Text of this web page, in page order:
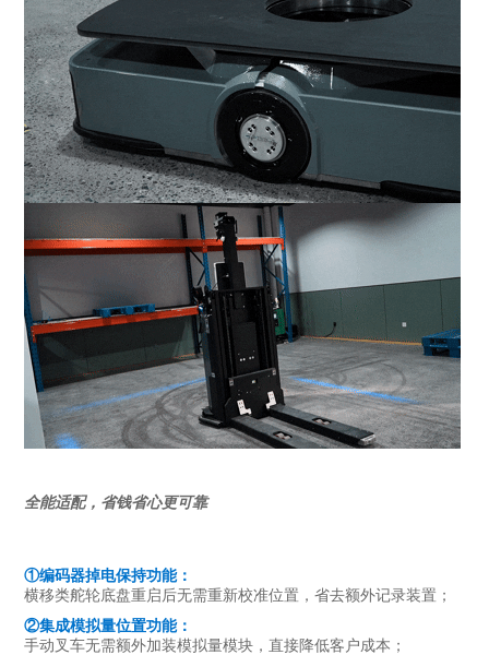
全能适配，省钱省心更可靠
①编码器掉电保持功能：
横移类舵轮底盘重启后无需重新校准位置，省去额外记录装置；
②集成模拟量位置功能：
手动叉车无需额外加装模拟量模块，直接降低客户成本；